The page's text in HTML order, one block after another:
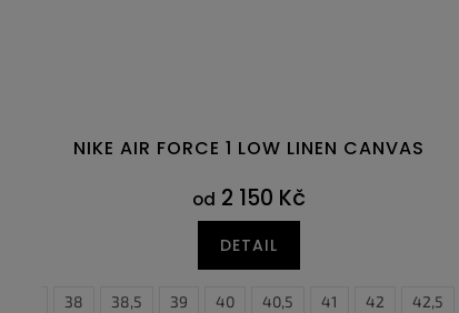
47,5
NIKE AIR FORCE 1 LOW LINEN CANVAS
od 2 150 Kč
DETAIL
38 38,5 39 40 40,5 41 42 42,5
36 36,5 37,5 38,5